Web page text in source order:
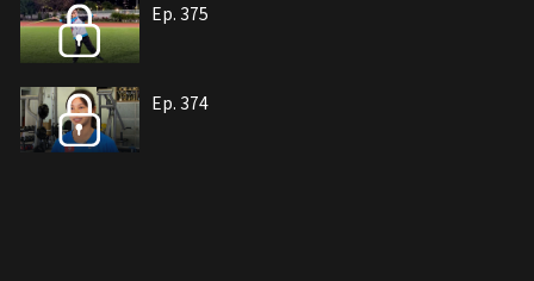
Ep. 375
Ep. 374